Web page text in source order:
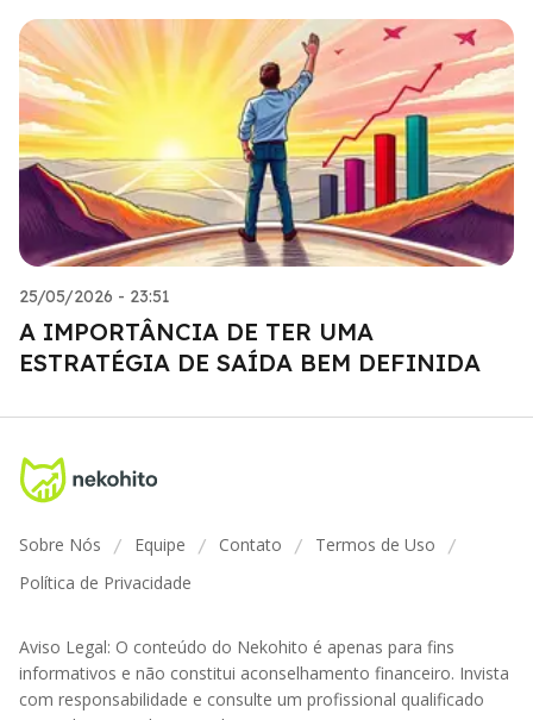
25/05/2026 - 23:51
A IMPORTÂNCIA DE TER UMA
ESTRATÉGIA DE SAÍDA BEM DEFINIDA
Sobre Nós / Equipe / Contato / Termos de Uso /
Política de Privacidade
Aviso Legal: O conteúdo do Nekohito é apenas para fins
informativos e não constitui aconselhamento financeiro. Invista
com responsabilidade e consulte um profissional qualificado